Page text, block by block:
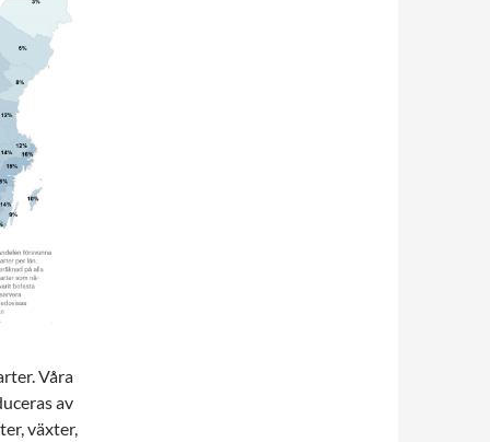
Våra
av
växter,